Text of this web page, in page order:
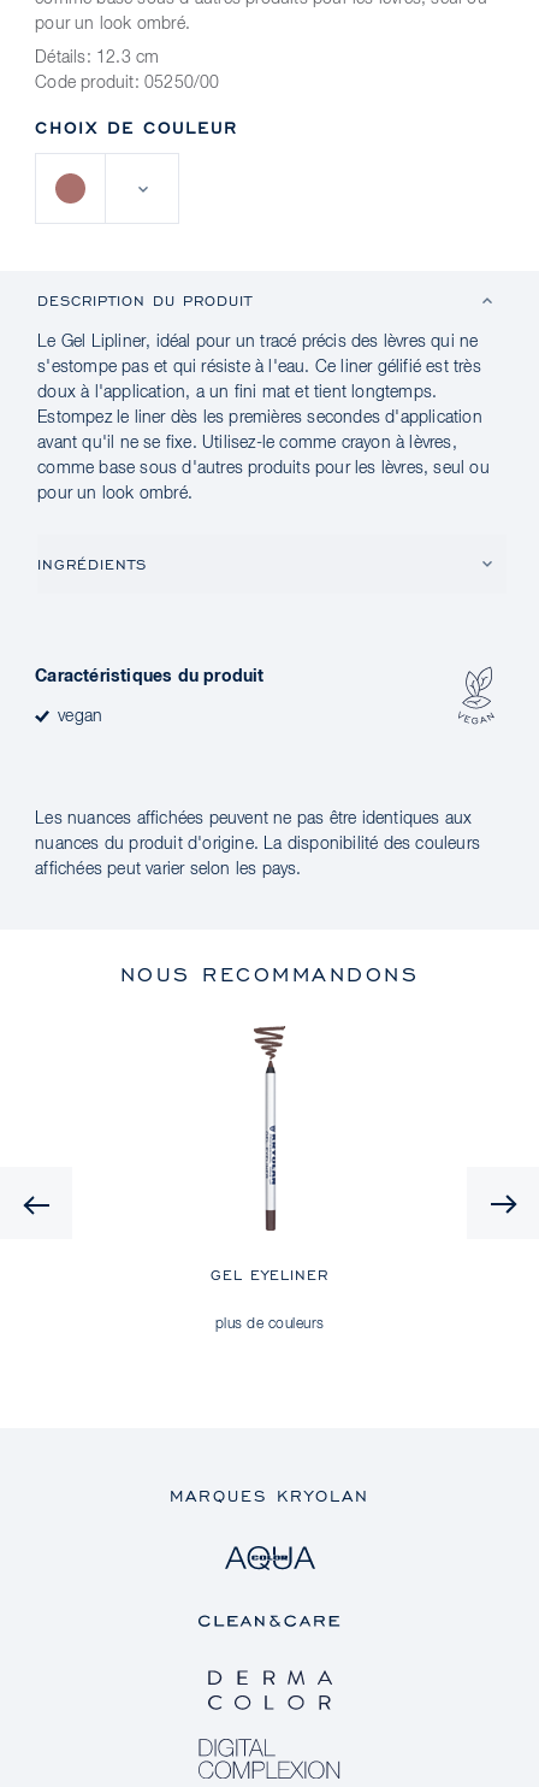
pour un look ombré.
Détails: 12.3 cm
Code produit: 05250/00
CHOIX DE COULEUR
DESCRIPTION DU PRODUIT
Le Gel Lipliner, idéal pour un tracé précis des lèvres qui ne
s'estompe pas et qui résiste à l'eau. Ce liner gélifié est très
doux à l'application, a un fini mat et tient longtemps.
Estompez le liner dès les premières secondes d'application
avant qu'il ne se fixe. Utilisez-le comme crayon à lèvres,
comme base sous d'autres produits pour les lèvres, seul ou
pour un look ombré.
INGRÉDIENTS
Caractéristiques du produit
vegan
Les nuances affichées peuvent ne pas être identiques aux
nuances du produit d'origine. La disponibilité des couleurs
affichées peut varier selon les pays.
NOUS RECOMMANDONS
GEL EYELINER
plus de couleurs
MARQUES KRYOLAN